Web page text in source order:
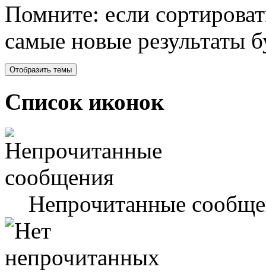
Помните: если
самые новые результаты
Список иконок
Непрочитанные